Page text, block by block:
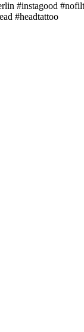
#instagood
#headtattoo